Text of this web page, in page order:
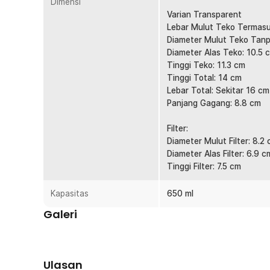
Tahan lama dan cocok untuk penggunaan harian.
Rincian yang Anda dapatkan untuk pembelian produk
1 x One Two Cups Teko Teh Kaca Saringan Tahan
Varian Transparent
Lebar Mulut Teko
Diameter Mulut Teko
Diameter Alas Teko: 10.5
Tinggi Teko: 11.3 cm
Tinggi Total: 14 cm
Lebar Total: Sekitar 16 cm
Panjang Gagang: 8.8 cm
Filter:
Diameter Mulut Filter: 8.2
Diameter Alas Filter: 6.9
Tinggi Filter: 7.5 cm
Kapasitas 650 ml
Galeri
Ulasan